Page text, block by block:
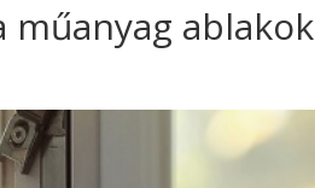
műanyag ablakok